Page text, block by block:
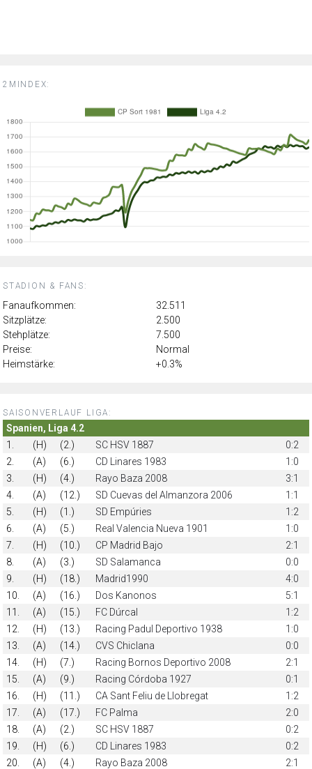
2MINDEX:
STADION & FANS:
Fanaufkommen:
32.511
Sitzplätze:
2.500
Stehplätze:
7.500
Preise:
Normal
Heimstärke:
+0.3%
SAISONVERLAUF LIGA:
Spanien, Liga 4.2
1.
(H) (2.) SC HSV 1887
0:2
2.
(A) (6.) CD Linares 1983
1:0
3.
(H) (4.) Rayo Baza 2008
3:1
4.
(A) (12.) SD Cuevas del Almanzora 2006
1:1
5.
(H) (1.) SD Empúries
1:2
6.
(A) (5.) Real Valencia Nueva 1901
1:0
7.
(H) (10.) CP Madrid Bajo
2:1
8.
(A) (3.) SD Salamanca
0:0
9.
(H) (18.) Madrid1990
4:0
10.
(A) (16.) Dos Kanonos
5:1
11.
(A) (15.) FC Dúrcal
1:2
12.
(H) (13.) Racing Padul Deportivo 1938
1:0
13.
(A) (14.) CVS Chiclana
0:0
14.
(H) (7.) Racing Bornos Deportivo 2008
2:1
15.
(A) (9.) Racing Córdoba 1927
0:1
16.
(H) (11.) CA Sant Feliu de Llobregat
1:2
17.
(A) (17.) FC Palma
2:0
18.
(A) (2.) SC HSV 1887
0:2
19.
(H) (6.) CD Linares 1983
0:2
20.
(A) (4.) Rayo Baza 2008
2:1